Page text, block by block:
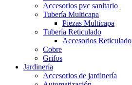
Accesorios pvc sanitario
Tubería Multicapa
Piezas Multicapa
Tubería Reticulado
Accesorios Reticulado
Cobre
Grifos
Jardinería
Accesorios de jardinería